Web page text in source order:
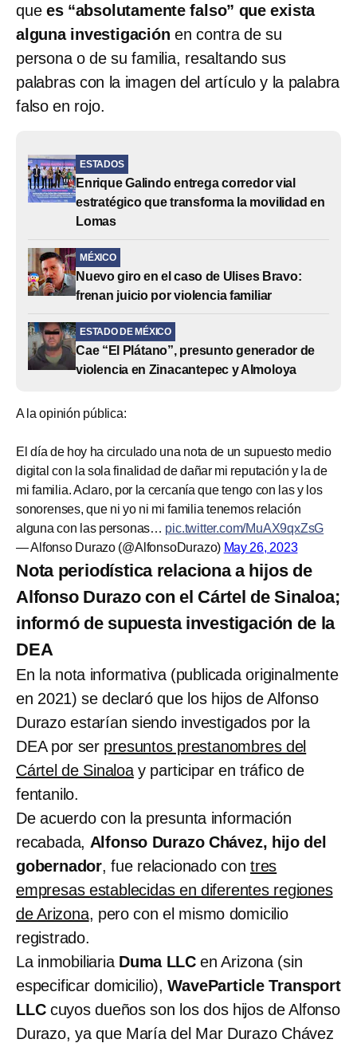
quees “absolutamente falso” que exista
alguna investigación en contra de su
persona o de su familia, resaltando sus
palabras con la imagen del artículo y la palabra
falso en rojo.
ESTADOS
Enrique Galindo entrega corredor vial
estratégico que transforma la movilidad en
Lomas
MÉXICO
Nuevo giro en el caso de Ulises Bravo:
frenan juicio por violencia familiar
ESTADO DE MÉXICO
Cae “El Plátano”, presunto generador de
violencia en Zinacantepec y Almoloya
A la opinión pública:
El día de hoy ha circulado una nota de un supuesto medio
digital con la sola finalidad de dañar mi reputación y la de
mi familia. Aclaro, por la cercanía que tengo con las y los
sonorenses, que ni yo ni mi familia tenemos relación
alguna con las personas… pic.twitter.com/MuAX9qxZsG
— Alfonso Durazo (@AlfonsoDurazo) May 26, 2023
Nota periodística relaciona a hijos de
Alfonso Durazo con el Cártel de Sinaloa;
informó de supuesta investigación de la
DEA
En la nota informativa (publicada originalmente
en 2021) se declaró que los hijos de Alfonso
Durazo estarían siendo investigados por la
DEA por ser presuntos prestanombres del
Cártel de Sinaloay participar en tráfico de
fentanilo.
De acuerdo con la presunta información
recabada, Alfonso Durazo Chávez, hijo del
gobernador, fue relacionado contres
empresas establecidas en diferentes regiones
de Arizona, pero con el mismo domicilio
registrado.
La inmobiliaria Duma LLC en Arizona (sin
especificar domicilio),WaveParticle Transport
LLC cuyos dueños son los dos hijos de Alfonso
Durazo, ya que María del Mar Durazo Chávez